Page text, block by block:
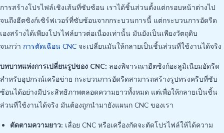
การสร้างโปรไฟล์เชิงเส้นที่ซับซ้อน เราได้ชิ้นส่วนตั้งแต่กรอบหน้าต่างไป
จนถึงฮีตซิงก์เซิร์ฟเวอร์ที่ซับซ้อนจากกระบวนการนี้ แต่กระบวนการอัดรีด
เองสร้างได้เพียงโปรไฟล์ยาวต่อเนื่องเท่านั้น มันยังเป็นเพียงวัตถุดิบ
จนกว่า การตัดเฉือน CNC จะเปลี่ยนมันให้กลายเป็นชิ้นส่วนที่ใช้งานได้จริง
บทบาทแห่งการเปลี่ยนรูปของ CNC: ลองพิจารณาฮีตซิงก์อะลูมิเนียมอัดรีด
สำหรับอุปกรณ์เครือข่าย กระบวนการอัดรีดสามารถสร้างรูปทรงครีบที่ซับ
ซ้อนได้อย่างมีประสิทธิภาพตลอดความยาวทั้งหมด แต่เพื่อให้กลายเป็นชิ้น
ส่วนที่ใช้งานได้จริง มันต้องถูกนำมายังแผนก CNC ของเรา
ตัดตามความยาว: เลื่อย CNC หรือเครื่องกัดจะตัดโปรไฟล์ให้ได้ความ